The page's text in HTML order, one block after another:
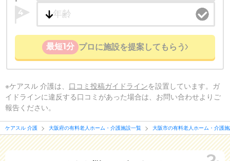
4
最短1分 プロに施設を提案してもらう
※ケアスル 介護は、 口コミ投稿ガイドラインを設置しています。ガ
イドラインに違反する口コミがあった場合は、お問い合わせよりご
報告ください。
ケアスル 介護 大阪府の有料老人ホーム・介護施設一覧 大阪市の有料老人ホーム・介護